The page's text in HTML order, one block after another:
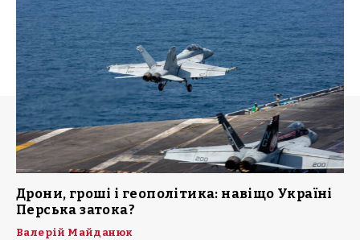
Дрони, гроші і геополітика: навіщо Україні
Перська затока?
Валерій Майданюк